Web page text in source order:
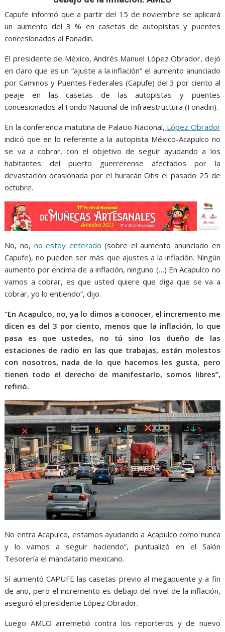
o
k
p
p
g
er
m
Capufe informó que a partir del 15 de noviembre se aplicará
un aumento del 3 % en casetas de autopistas y puentes
concesionados al Fonadin.
El presidente de México, Andrés Manuel López Obrador, dejó
en claro que es un “ajuste a la inflación” el aumento anunciado
por Caminos y Puentes Federales (Capufe) del 3 por ciento al
peaje en las casetas de las autopistas y puentes
concesionados al Fondo Nacional de Infraestructura (Fonadin).
En la conferencia matutina de Palacio Nacional, López Obrador
indicó que en lo referente a la autopista México-Acapulco no
se va a cobrar, con el objetivo de seguir ayudando a los
habitantes del puerto guerrerense afectados por la
devastación ocasionada por el huracán Otis el pasado 25 de
octubre.
No, no, no estoy enterado (sobre el aumento anunciado en
Capufe), no pueden ser más que ajustes a la inflación. Ningún
aumento por encima de a inflación, ninguno (…) En Acapulco no
vamos a cobrar, es que usted quiere que diga que se va a
cobrar, yo lo entiendo”, dijo.
“En Acapulco, no, ya lo dimos a conocer, el incremento me
dicen es del 3 por ciento, menos que la inflación, lo que
pasa es que ustedes, no tú sino los dueño de las
estaciones de radio en las que trabajas, están molestos
con nosotros, nada de lo que hacemos les gusta, pero
tienen todo el derecho de manifestarlo, somos libres”,
refirió.
No entra Acapulco, estamos ayudando a Acapulco como nunca
y lo vamos a seguir haciendo”, puntualizó en el Salón
Tesorería el mandatario mexicano.
Sí aumentó CAPUFE las casetas previo al megapuente y a fin
de año, pero el incremento es debajo del nivel de la inflación,
aseguró el presidente López Obrador.
Luego AMLO arremetió contra los reporteros y de nuevo